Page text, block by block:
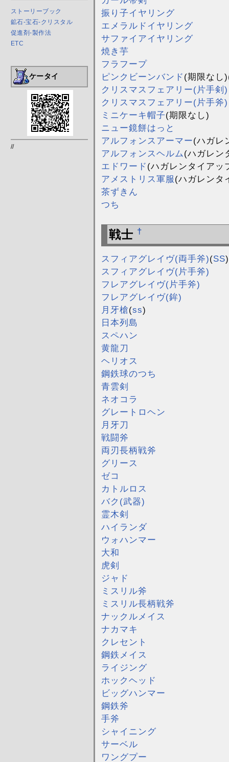
ストーリーブック
鉱石-宝石-クリスタル
促進剤-製作法
ETC
ケータイ
//
振り子イヤリング
エメラルドイヤリング
サファイアイヤリング
焼き芋
フラフープ
ピンクビーンバンド (期限なし
クリスマスフェアリー(片手剣)
クリスマスフェアリー(片手斧)
ミニケーキ帽子(期限なし)
ニュー鏡餅はっと
アルフォンスアーマー(ハガレ
アルフォンスヘルム (ハガレン
エドワード (ハガレンタイアッ
アメストリス軍服 (ハガレンタ
茶ずきん
つち
戦士 †
スフィアグレイヴ(両手斧)(SS)
スフィアグレイヴ(片手斧)
フレアグレイヴ(片手斧)
フレアグレイヴ(鉾)
月牙槍(ss)
日本列島
スペハン
黄龍刀
ヘリオス
鋼鉄球のつち
青雲剣
ネオコラ
グレートロヘン
月牙刀
戦闘斧
両刃長柄戦斧
グリース
ゼコ
カトルロス
バク(武器)
霊木剣
ハイランダ
ウォハンマー
大和
虎剣
ジャド
ミスリル斧
ミスリル長柄戦斧
ナックルメイス
ナカマキ
クレセント
鋼鉄メイス
ライジング
ホックヘッド
ビッグハンマー
鋼鉄斧
手斧
シャイニング
サーベル
ワングプー